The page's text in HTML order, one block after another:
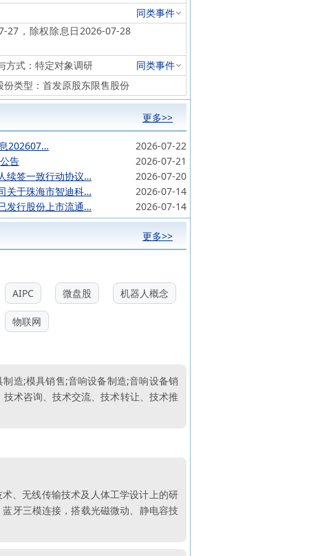
同类事件
27，除权除息日2026-07-28
方式：特定对象调研
同类事件
类型：首发原股东限售股份
更多>>
202607…
2026-07-22
告
2026-07-21
续签一致行动协议…
2026-07-20
关于珠海市智迪科…
2026-07-14
发行股份上市流通…
2026-07-14
更多>>
AIPC 微盘股 机器人概念
物联网
造;模具销售;音响设备制造;音响设备销
术咨询、技术交流、技术转让、技术推
、无线传输技术及人体工学设计上的研
牙三模连接，搭载光磁微动、静电容技